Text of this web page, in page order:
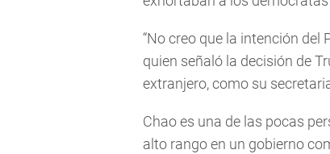
“No creo que la intención del
quien señaló la decisión de
extranjero, como su
Chao es una de las pocas
alto rango en un gobierno